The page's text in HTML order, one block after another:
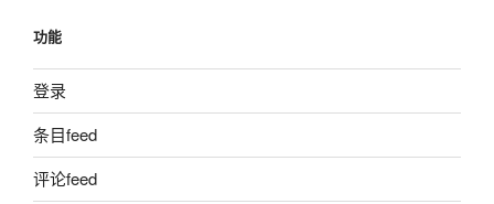
功能
登录
条目feed
评论feed